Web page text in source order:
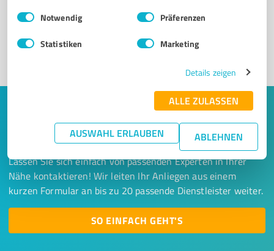
Impressum Datenschutzbestimmungen
Einwilligungsauswahl
Notwendig Präferenzen
Statistiken Marketing
Details zeigen
ALLE ZULASSEN
AUSWAHL ERLAUBEN ABLEHNEN
Kunden empfohlener ProvenExpert!
Keine Zeit für lange Recherchen und E-
Mails? Jetzt Angebote empfangen!
Lassen Sie sich einfach von passenden Experten in Ihrer
Nähe kontaktieren! Wir leiten Ihr Anliegen aus einem
kurzen Formular an bis zu 20 passende Dienstleister weiter.
SO EINFACH GEHT'S